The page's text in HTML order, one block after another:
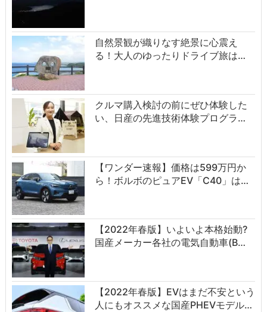
自然景観が織りなす絶景に心震え
る！大人のゆったりドライブ旅は…
クルマ購入検討の前にぜひ体験した
い、日産の先進技術体験プログラ…
【ワンダー速報】価格は599万円か
ら！ボルボのピュアEV「C40」は…
【2022年春版】いよいよ本格始動?
国産メーカー各社の電気自動車(B…
【2022年春版】EVはまだ不安という
人にもオススメな国産PHEVモデル…